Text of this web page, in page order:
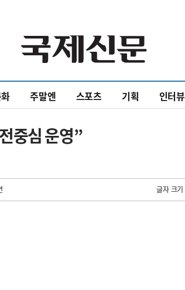
주말엔 스포츠 기획 인터뷰
중심 운영”
글자 크기